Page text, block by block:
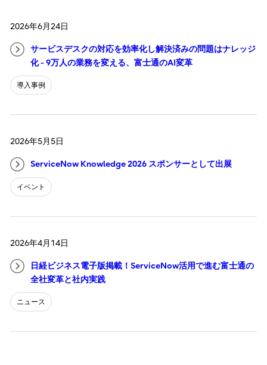
2026年6月24日
サービスデスクの対応を効率化し解決済みの問題はナレッジ
化 - 9万人の業務を変える、富士通のAI変革
導入事例
2026年5月5日
ServiceNow Knowledge 2026 スポンサーとして出展
イベント
2026年4月14日
日経ビジネス電子版掲載！ServiceNow活用で進む富士通の
全社変革と社内実践
ニュース